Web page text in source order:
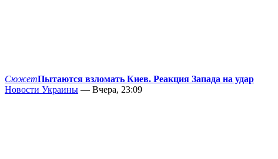
СюжетПытаются взломать Киев. Реакция Запада на удар
Новости Украины — Вчера, 23:09